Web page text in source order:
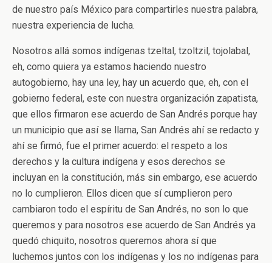
de nuestro país México para compartirles nuestra palabra,
nuestra experiencia de lucha.
Nosotros allá somos indígenas tzeltal, tzoltzil, tojolabal,
eh, como quiera ya estamos haciendo nuestro
autogobierno, hay una ley, hay un acuerdo que, eh, con el
gobierno federal, este con nuestra organización zapatista,
que ellos firmaron ese acuerdo de San Andrés porque hay
un municipio que así se llama, San Andrés ahí se redacto y
ahí se firmó, fue el primer acuerdo: el respeto a los
derechos y la cultura indígena y esos derechos se
incluyan en la constitución, más sin embargo, ese acuerdo
no lo cumplieron. Ellos dicen que sí cumplieron pero
cambiaron todo el espíritu de San Andrés, no son lo que
queremos y para nosotros ese acuerdo de San Andrés ya
quedó chiquito, nosotros queremos ahora sí que
luchemos juntos con los indígenas y los no indígenas para